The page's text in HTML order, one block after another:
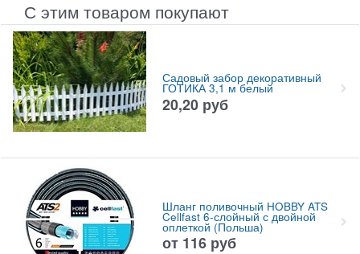
С этим товаром покупают
Садовый забор декоративный
ГОТИКА 3,1 м белый
20,20 руб
Шланг поливочный HOBBY ATS
Cellfast 6-слойный с двойной
оплеткой (Польша)
от 116 руб